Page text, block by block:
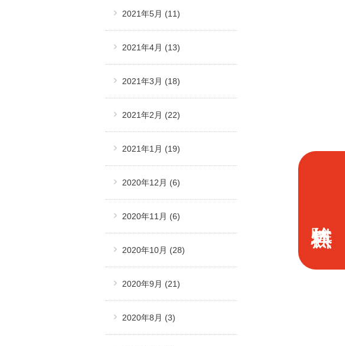
2021年5月 (11)
2021年4月 (13)
2021年3月 (18)
2021年2月 (22)
2021年1月 (19)
2020年12月 (6)
2020年11月 (6)
2020年10月 (28)
2020年9月 (21)
2020年8月 (3)